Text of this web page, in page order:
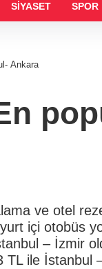
SİYASET SPOR
Ankara
ve otel
içi otobüs
– İzmir
ile İstanbul